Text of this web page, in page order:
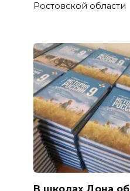
Ростовской области
В школах Дона